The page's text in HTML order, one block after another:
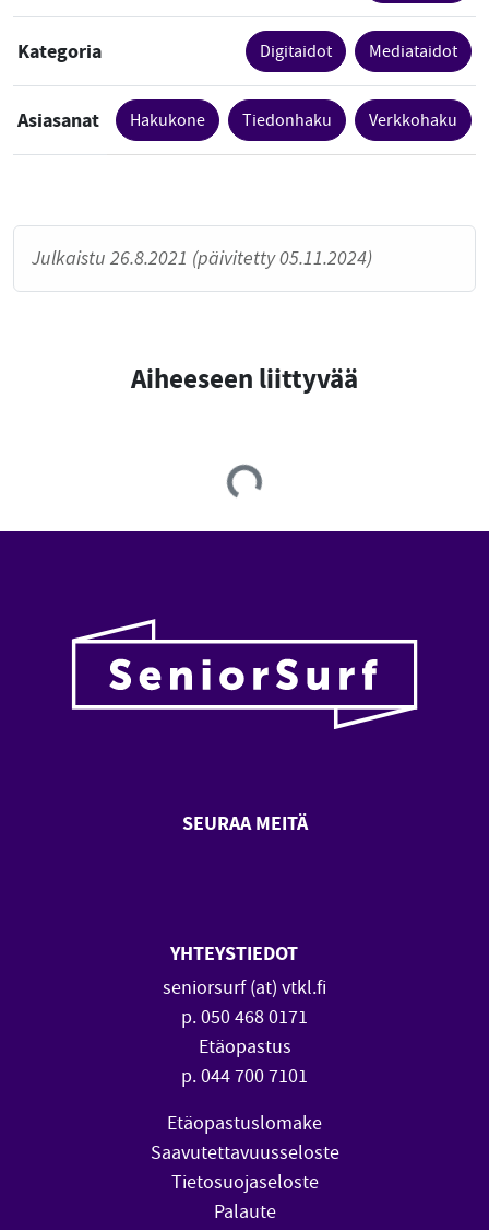
Kategoria Digitaidot Mediataidot
Asiasanat Hakukone Tiedonhaku Verkkohaku
Julkaistu 26.8.2021 (päivitetty 05.11.2024)
Aiheeseen liittyvää
Loading...
SEURAA MEITÄ
YHTEYSTIEDOT
seniorsurf (at) vtkl.fi
p. 050 468 0171
Etäopastus
p. 044 700 7101
Etäopastuslomake
Saavutettavuusseloste
Tietosuojaseloste
Palaute